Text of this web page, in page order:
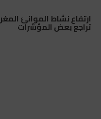
ارتفاع نشاط الموانئ
تراجع بعض المؤشرات